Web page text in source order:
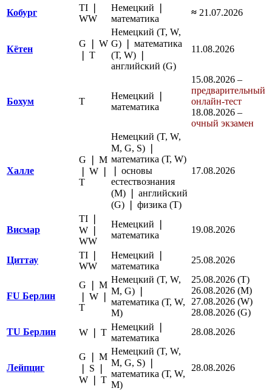
Кобург
TI ❘
WW
Немецкий ❘
математика
≈ 21.07.2026
Кётен
G ❘ W
❘ Т
Немецкий (T, W,
G) ❘ математика
(Т, W) ❘
английский (G)
11.08.2026
Бохум Т
Немецкий ❘
математика
15.08.2026 –
предварительный
онлайн-тест
18.08.2026 –
очный экзамен
Халле
G ❘ M
❘ W ❘
Т
Немецкий (T, W,
M, G, S) ❘
математика (Т, W)
❘ основы
естествознания
(М) ❘ английский
(G) ❘ физика (T)
17.08.2026
Висмар
TI ❘
W ❘
WW
Немецкий ❘
математика
19.08.2026
Циттау
TI ❘
WW
Немецкий ❘
математика
25.08.2026
FU Берлин
G ❘ M
❘ W ❘
Т
Немецкий (T, W,
M, G) ❘
математика (Т, W,
M)
25.08.2026 (T)
26.08.2026 (M)
27.08.2026 (W)
28.08.2026 (G)
TU Берлин
W ❘ Т
Немецкий ❘
математика
28.08.2026
Лейпциг
G ❘ M
❘ S ❘
W ❘ Т
Немецкий (T, W,
M, G, S) ❘
математика (Т, W,
M)
28.08.2026